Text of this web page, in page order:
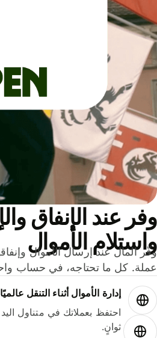
عند الإنفاق
الأموال
كل ما تحتاجه، في حساب
إدارة الأموال أثناء التنقل عالميًا.
احتفظ بعملاتك في متناول
ثوانٍ.